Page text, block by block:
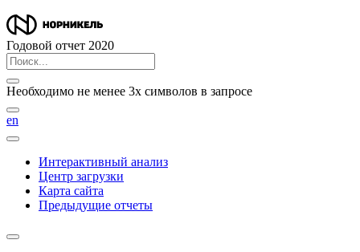
Годовой отчет 2020
Необходимо не менее 3х символов в запросе
en
Интерактивный анализ
Центр загрузки
Карта сайта
Предыдущие отчеты